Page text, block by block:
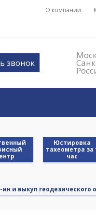
О компании
звонок
и выкуп геодезического
Юстировка
тахеометра за
час